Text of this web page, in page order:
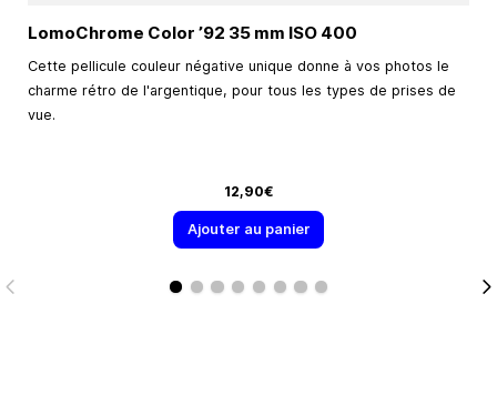
LomoChrome Color ’92 35 mm ISO 400
Cette pellicule couleur négative unique donne à vos photos le
charme rétro de l'argentique, pour tous les types de prises de
vue.
12,90€
Ajouter au panier